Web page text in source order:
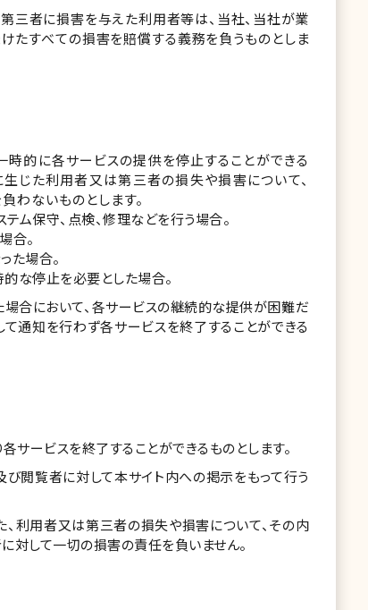
三者に損害を与えた利用者等は、当社、当社が業
すべての損害を賠償する義務を負うものとしま
時的に各サービスの提供を停止することができる
じた利用者又は第三者の損失や損害について、
わないものとします。
ム保守、点検、修理などを行う場合。
合。
た場合。
な停止を必要とした場合。
合において、各サービスの継続的な提供が困難だ
通知を行わず各サービスを終了することができる
サービスを終了することができるものとします。
閲覧者に対して本サイト内への掲示をもって行う
利用者又は第三者の損失や損害について、その内
対して一切の損害の責任を負いません。